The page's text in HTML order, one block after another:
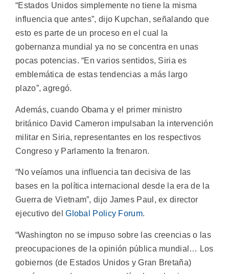
“Estados Unidos simplemente no tiene la misma
influencia que antes”, dijo Kupchan, señalando que
esto es parte de un proceso en el cual la
gobernanza mundial ya no se concentra en unas
pocas potencias. “En varios sentidos, Siria es
emblemática de estas tendencias a más largo
plazo”, agregó.
Además, cuando Obama y el primer ministro
británico David Cameron impulsaban la intervención
militar en Siria, representantes en los respectivos
Congreso y Parlamento la frenaron.
“No veíamos una influencia tan decisiva de las
bases en la política internacional desde la era de la
Guerra de Vietnam”, dijo James Paul, ex director
ejecutivo delGlobal Policy Forum.
“Washington no se impuso sobre las creencias o las
preocupaciones de la opinión pública mundial… Los
gobiernos (de Estados Unidos y Gran Bretaña)